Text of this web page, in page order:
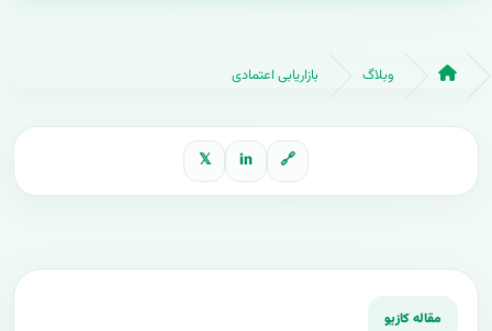
وبلاگ بازاریابی اعتمادی
🔗
in
𝕏